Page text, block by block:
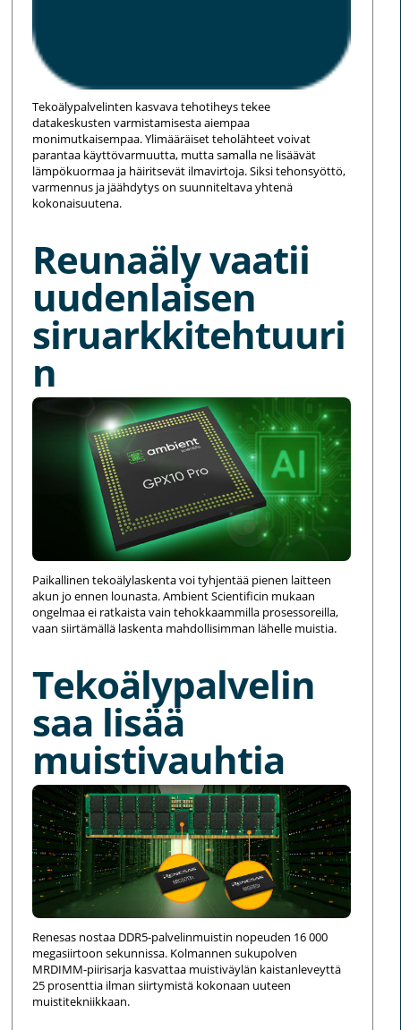
Tekoälypalvelinten kasvava tehotiheys tekee
datakeskusten varmistamisesta aiempaa
monimutkaisempaa. Ylimääräiset teholähteet voivat
parantaa käyttövarmuutta, mutta samalla ne lisäävät
lämpökuormaa ja häiritsevät ilmavirtoja. Siksi tehonsyöttö,
varmennus ja jäähdytys on suunniteltava yhtenä
kokonaisuutena.
Reunaäly vaatii
uudenlaisen
siruarkkitehtuuri
n
Paikallinen tekoälylaskenta voi tyhjentää pienen laitteen
akun jo ennen lounasta. Ambient Scientificin mukaan
ongelmaa ei ratkaista vain tehokkaammilla prosessoreilla,
vaan siirtämällä laskenta mahdollisimman lähelle muistia.
Tekoälypalvelin
saa lisää
muistivauhtia
Renesas nostaa DDR5-palvelinmuistin nopeuden 16 000
megasiirtoon sekunnissa. Kolmannen sukupolven
MRDIMM-piirisarja kasvattaa muistiväylän kaistanleveyttä
25 prosenttia ilman siirtymistä kokonaan uuteen
muistitekniikkaan.